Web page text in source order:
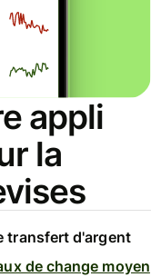
appli
la
transfert d'argent
de change moyen